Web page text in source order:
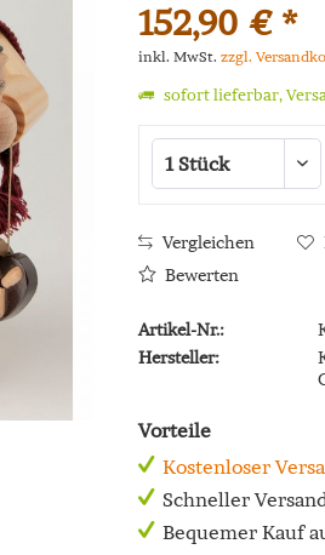
152,90 € *
inkl. MwSt. zzgl.
sofort lieferbar,
Vergleichen
Bewerten
Artikel-Nr.:
Hersteller:
Vorteile
Kostenloser
Schneller
Bequemer Kauf